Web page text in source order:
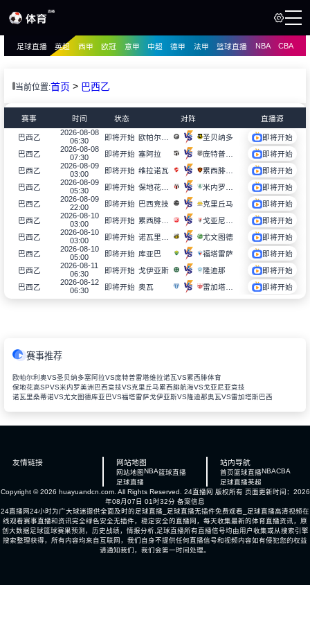
播
讯
足球直播 英超 西甲 欧冠 意甲 中超 德甲 法甲 篮球直播 NBA CBA
当前位置:首页 > 巴西乙
赛事 时间 状态 对阵 直播源
巴西乙
2026-08-08
06:30
即将开始 圣贝纳多
即将开始
巴西乙
2026-08-08
07:30
即将开始 塞阿拉
即将开始
巴西乙
2026-08-09
03:00
即将开始 维拉诺瓦
即将开始
巴西乙
2026-08-09
05:30
即将开始 保地花高SP
即将开始
巴西乙
2026-08-09
22:00
即将开始 巴西竞技 克里丘马
即将开始
巴西乙
2026-08-10
03:00
即将开始 累西腓航海
即将开始
巴西乙
2026-08-10
03:00
即将开始 尤文图德
即将开始
巴西乙
2026-08-10
05:00
即将开始 库亚巴 福塔雷萨
即将开始
巴西乙
2026-08-11
06:30
即将开始 戈伊亚斯 隆迪那
即将开始
巴西乙
2026-08-12
06:30
即将开始 奥瓦 即将开始
赛事推荐
欧帕尔利奥VS圣贝纳多塞阿拉VS庞特普雷塔维拉诺瓦VS累西腓体育
保地花高SPVS米内罗美洲巴西竞技VS克里丘马累西腓航海VS戈亚尼亚竞技
诺瓦里桑蒂诺VS尤文图德库亚巴VS福塔雷萨戈伊亚斯VS隆迪那奥瓦VS雷加塔斯巴西
友情链接 网站地图
网站地图NBA篮球直播
足球直播
站内导航
首页篮球直播NBACBA
足球直播英超
Copyright © 2026 huayuandcn.com. All Rights Reserved. 24直播网 版权所有 页面更新时间：2026
年08月07日 01时32分 备案信息
24直播网24小时为广大球迷提供全面及时的足球直播_足球直播无插件免费观看_足球直播高清视频在
线观看赛事直播和资讯完全绿色安全无插件，稳定安全的直播网，每天收集最新的体育直播资讯，原
创大数据足球篮球赛果预测，历史战绩，情报分析,足球直播所有直播信号均由用户收集或从搜索引擎
搜索整理获得，所有内容均来自互联网，我们自身不提供任何直播信号和视频内容如有侵犯您的权益
请通知我们，我们会第一时间处理。